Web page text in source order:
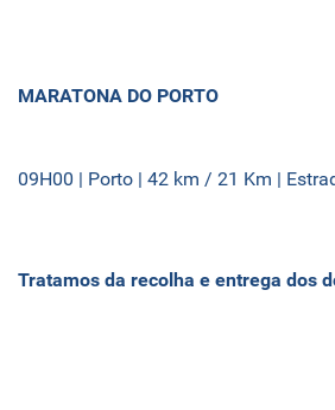
MARATONA DO PORTO
09H00 | Porto | 42 km / 21 Km |
Tratamos da recolha e entrega dos